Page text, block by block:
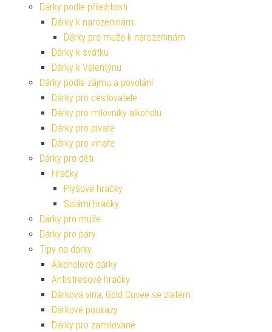
Dárky podle příležitosti
Dárky k narozeninám
Dárky pro muže k narozeninám
Dárky k svátku
Dárky k Valentýnu
Dárky podle zájmu a povolání
Dárky pro cestovatele
Dárky pro milovníky alkoholu
Dárky pro pivaře
Dárky pro vinaře
Dárky pro děti
Hračky
Plyšové hračky
Solární hračky
Dárky pro muže
Dárky pro páry
Tipy na dárky
Alkoholové dárky
Antistresové hračky
Dárková vína, Gold Cuvee se zlatem
Dárkové poukazy
Dárky pro zamilované